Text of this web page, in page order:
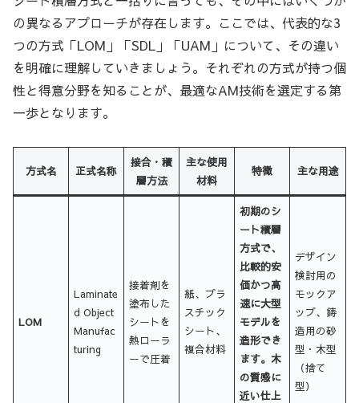
の異なるアプローチが存在します。ここでは、代表的な3
つの方式「LOM」「SDL」「UAM」について、その違い
を明確に理解していきましょう。それぞれの方式が持つ個
性と得意分野を知ることが、最適なAM技術を選定する第
一歩となります。
方式名 正式名称
接合・積
層方法
主な使用
材料
特徴 主な用途
LOM
Laminate
d Object
Manufac
turing
接着剤を
塗布した
シートを
熱ローラ
ーで圧着
紙、プラ
スチック
シート、
複合材料
初期のシ
ート積層
方式で、
比較的安
価かつ高
速に大型
モデルを
造形でき
ます。木
の質感に
近い仕上
デザイン
検討用の
モックア
ップ、鋳
造用の砂
型・木型
（捨て
型）